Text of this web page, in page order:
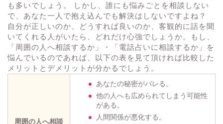
も多いでしょう。 しかし、誰にも悩みごとを相談しない
で、あなた一人で抱え込んでも解決はしないですよね？
自分が正しいのか、どうすれば良いのか、客観的に話を聞
いてくれる人がいたら、どれだけ心強でしょうか。もし、
「周囲の人へ相談するか」・「電話占いに相談するか」を
悩んでいるのであれば、以下の表を見て頂ければ比較した
メリットとデメリットが分かるでしょう。
周囲の人へ相談
あなたの秘密がバレる。
他の人へも広められてしまう可能性
がある。
人間関係が悪化する。